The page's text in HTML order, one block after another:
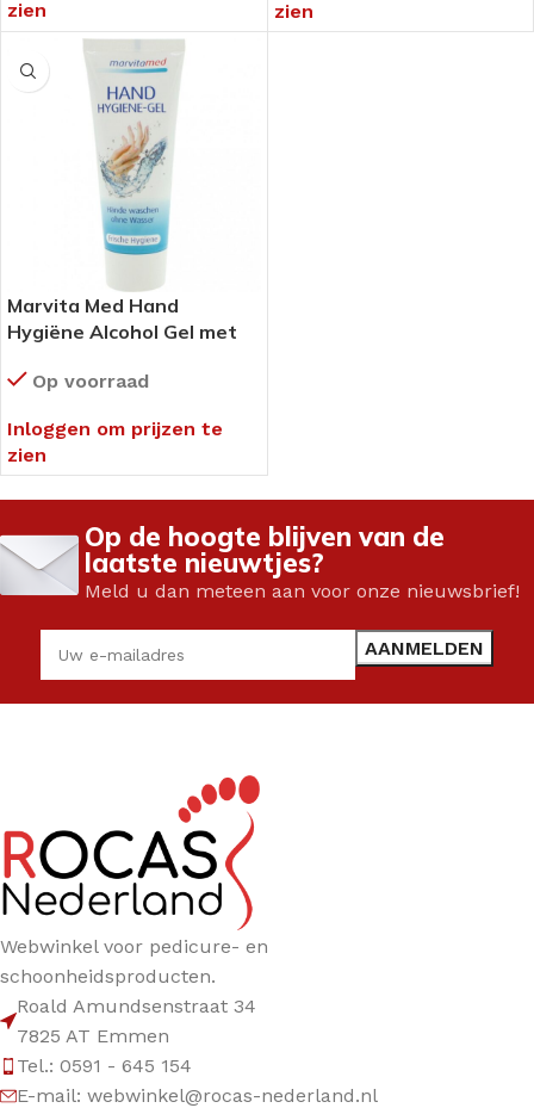
zien
zien
Marvita Med Hand
Hygiëne Alcohol Gel met
Op voorraad
Inloggen om prijzen te
zien
Op de hoogte blijven van de
laatste nieuwtjes?
Meld u dan meteen aan voor onze nieuwsbrief!
Webwinkel voor pedicure- en
schoonheidsproducten.
Roald Amundsenstraat 34
7825 AT Emmen
Tel.: 0591 - 645 154
E-mail: webwinkel@rocas-nederland.nl